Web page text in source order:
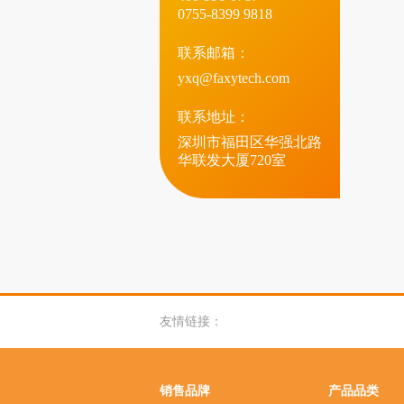
0755-8399 9818
联系邮箱：
yxq@faxytech.com
联系地址：
深圳市福田区华强北路
华联发大厦720室
友情链接：
销售品牌 产品品类